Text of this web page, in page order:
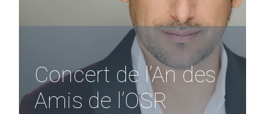
Concert de l’An des
Amis de l’OSR